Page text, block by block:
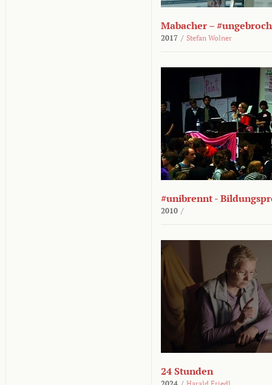
Mabacher –
2017 / Stefan Wolner
#unibrennt -
2010 /
24 Stunden